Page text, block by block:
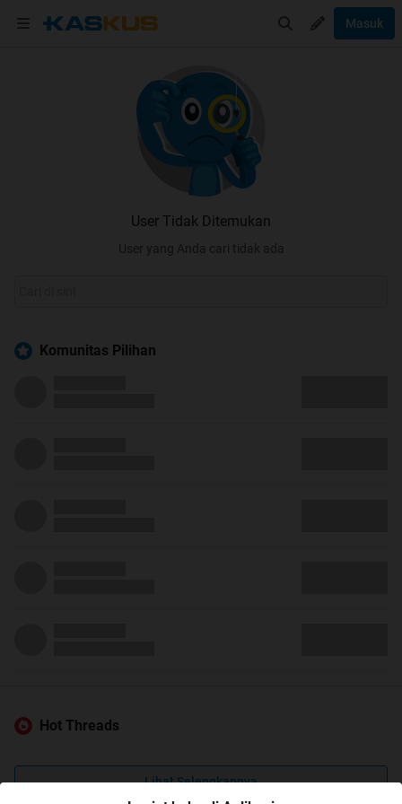
Masuk
User Tidak Ditemukan
User yang Anda cari tidak ada
Komunitas Pilihan
Hot Threads
Lihat Selengkapnya